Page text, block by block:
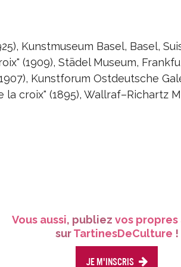
Kunstmuseum Basel, Basel,
(1909), Städel Museum,
Kunstforum Ostdeutsche
la croix" (1895), Wallraf–Richartz
Vous aussi, publiezvos
surTartinesDeCulture !
Je m'inscris